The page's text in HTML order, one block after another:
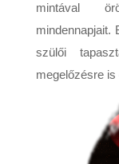
mintával
mindennapjait.
szülői
megelőzésre is